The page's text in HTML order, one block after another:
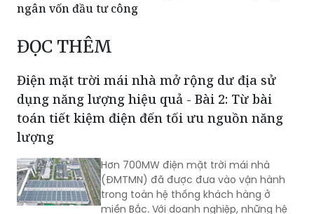
ngân vốn đầu tư công
ĐỌC THÊM
Điện mặt trời mái nhà mở rộng dư địa sử
dụng năng lượng hiệu quả - Bài 2: Từ bài
toán tiết kiệm điện đến tối ưu nguồn năng
lượng
Hơn 700MW điện mặt trời mái nhà
(ĐMTMN) đã được đưa vào vận hành
trong toàn hệ thống khách hàng ở
miền Bắc. Với doanh nghiệp, những hệ